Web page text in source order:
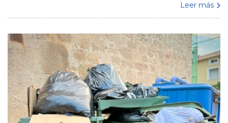
Leer más